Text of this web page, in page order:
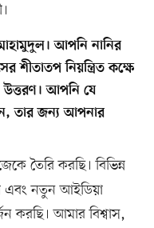
আপনি নানির
নিয়ন্ত্রিত কক্ষে
উত্তরণ। আপনি যে
তার জন্য আপনার
তৈরি করছি। বিভিন্ন
এবং নতুন আইডিয়া
করছি। আমার বিশ্বাস,